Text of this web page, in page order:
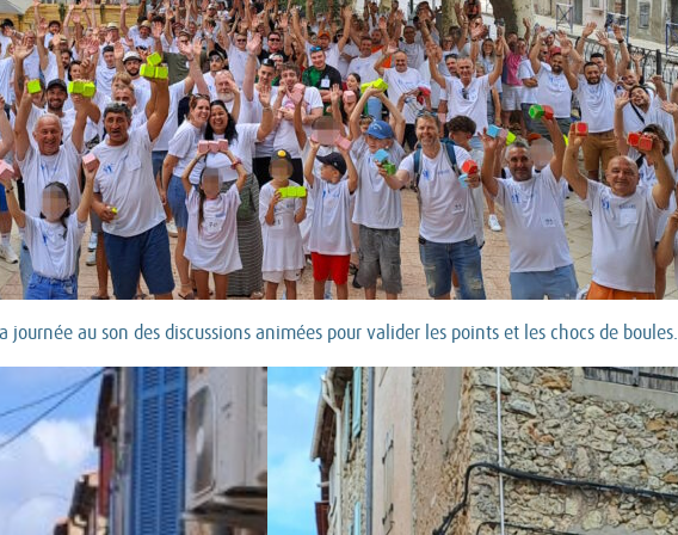
au son des discussions animées pour valider les points et les chocs de boules.